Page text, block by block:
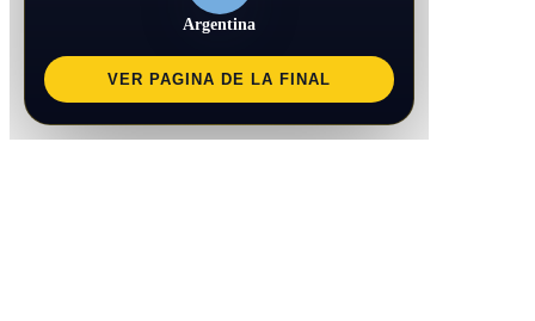
Argentina
VER PAGINA DE LA FINAL